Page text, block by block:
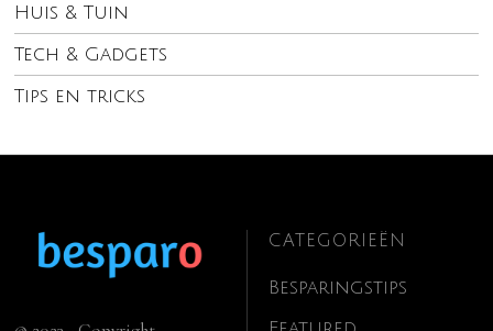
Huis & Tuin
Tech & Gadgets
Tips en tricks
CATEGORIEËN
Besparingstips